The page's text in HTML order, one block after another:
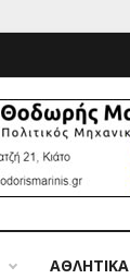
ΑΘΛΗΤΙΚΑ